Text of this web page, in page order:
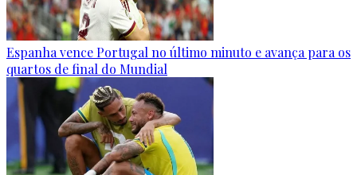
Espanha vence Portugal no último minuto e avança para os
quartos de final do Mundial